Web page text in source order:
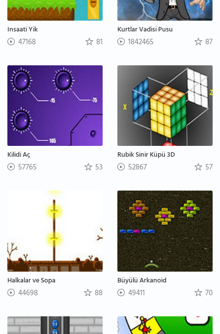
Insaati Yik
47168 81
Kurtlar Vadisi Pusu
1842465 87
Kilidi Aç
57765 53
Rubik Sinir Küpü 3D
52867 57
Halkalar ve Sopa
44698 88
Büyülü Arkanoid
49411 70